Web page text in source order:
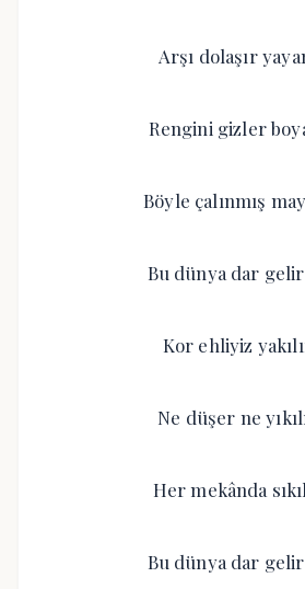
Arşı dolaşır
Rengini gizler
Böyle çalınmış
Bu dünya dar
Kor ehliyiz
Ne düşer ne
Her mekânda
Bu dünya dar